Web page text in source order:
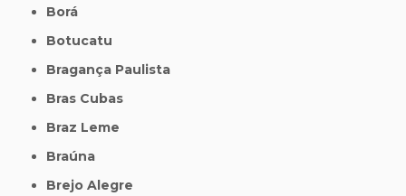
Borá
Botucatu
Bragança Paulista
Bras Cubas
Braz Leme
Braúna
Brejo Alegre